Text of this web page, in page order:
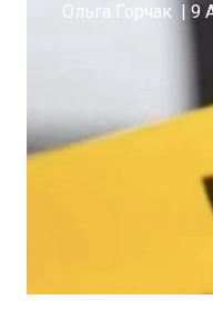
Ольга Горчак 9